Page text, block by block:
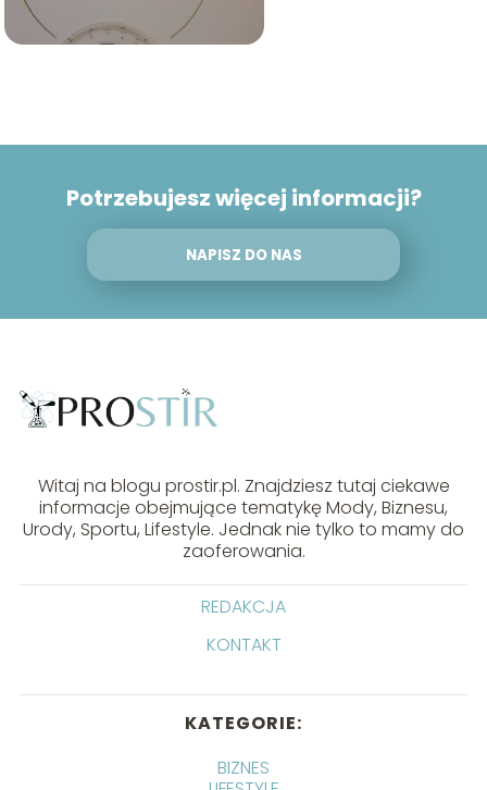
Potrzebujesz więcej informacji?
NAPISZ DO NAS
Witaj na blogu prostir.pl. Znajdziesz tutaj ciekawe
informacje obejmujące tematykę Mody, Biznesu,
Urody, Sportu, Lifestyle. Jednak nie tylko to mamy do
zaoferowania.
REDAKCJA
KONTAKT
KATEGORIE:
BIZNES